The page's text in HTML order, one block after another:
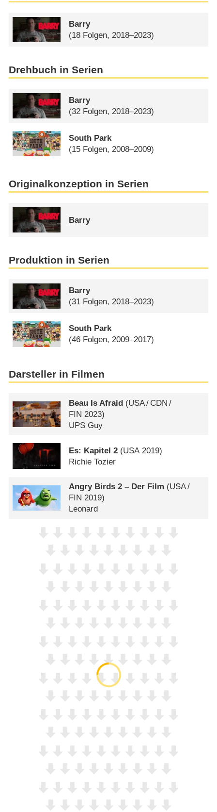
Barry
(18 Folgen, 2018–2023)
Drehbuch in Serien
Barry
(32 Folgen, 2018–2023)
South Park
(15 Folgen, 2008–2009)
Originalkonzeption in Serien
Barry
Produktion in Serien
Barry
(31 Folgen, 2018–2023)
South Park
(46 Folgen, 2009–2017)
Darsteller in Filmen
Beau Is Afraid (USA/ CDN /
FIN 2023)
UPS Guy
Es: Kapitel 2 (USA 2019)
Richie Tozier
Angry Birds 2 – Der Film (USA/
FIN 2019)
Leonard